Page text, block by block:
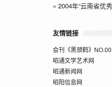
» 2004年“云南省优
友情链接
会刊《黑颈鹤》
昭通文学艺术网
昭通新闻网
昭阳信息网